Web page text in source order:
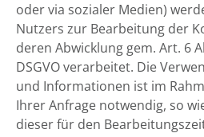
oder via sozialer Medien)
Nutzers zur Bearbeitung der
deren Abwicklung gem. Art. 6
DSGVO verarbeitet. Die
und Informationen ist im
Ihrer Anfrage notwendig, so
dieser für den